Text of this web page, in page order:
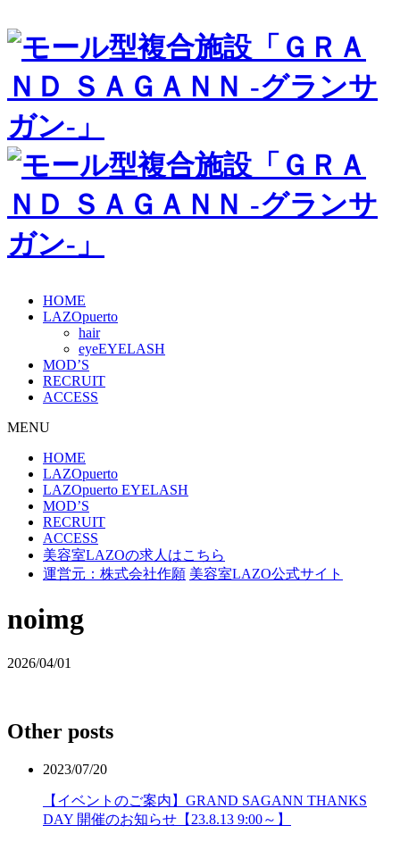
HOME
LAZOpuerto
hair
eye
MOD’S
RECRUIT
ACCESS
MENU
HOME
LAZOpuerto
LAZOpuerto EYELASH
MOD’S
RECRUIT
ACCESS
美容室LAZOの求人はこちら
運営元：株式会社作願 美容室LAZO公式サイト
noimg
2026/04/01
Other posts
2023/07/20
【イベントのご案内】GRAND SAGANN THANKS
DAY 開催のお知らせ【23.8.13 9:00～】